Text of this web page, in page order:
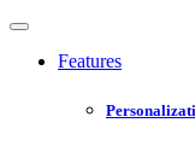
Features